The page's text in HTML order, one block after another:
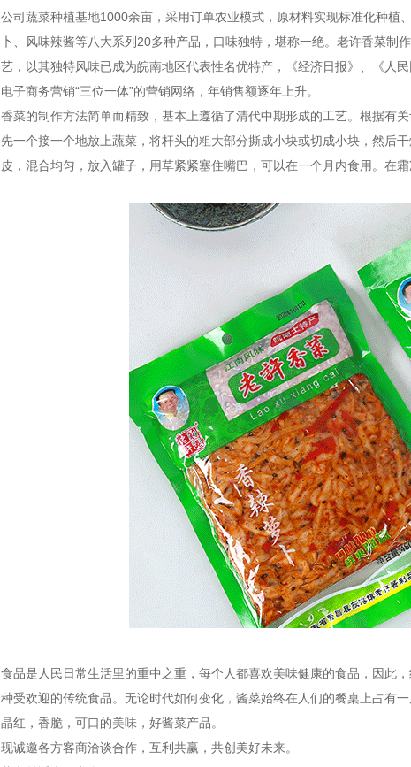
公司蔬菜种植基地1000余亩，采用订单农业模式，原材料实现标准化种
卜、风味辣酱等八大系列20多种产品，口味独特，堪称一绝。老许香菜
艺，以其独特风味已成为皖南地区代表性名优特产，《经济日报》、《人
电子商务营销“三位一体”的营销网络，年销售额逐年上升。
香菜的制作方法简单而精致，基本上遵循了清代中期形成的工艺。根据有
先一个接一个地放上蔬菜，将杆头的粗大部分撕成小块或切成小块，然后
皮，混合均匀，放入罐子，用草紧紧塞住嘴巴，可以在一个月内食用。在
食品是人民日常生活里的重中之重，每个人都喜欢美味健康的食品，因此
种受欢迎的传统食品。无论时代如何变化，酱菜始终在人们的餐桌上占有
晶红，香脆，可口的美味，好酱菜产品。
现诚邀各方客商洽谈合作，互利共赢，共创美好未来。